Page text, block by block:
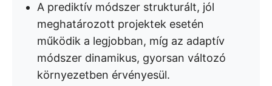
A prediktív módszer strukturált, jól
meghatározott projektek esetén
működik a legjobban, míg az adaptív
módszer dinamikus, gyorsan változó
környezetben érvényesül.